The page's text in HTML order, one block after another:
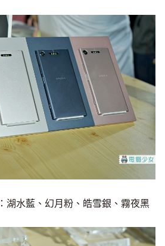
水藍、幻月粉、皓雪銀、霧夜黑